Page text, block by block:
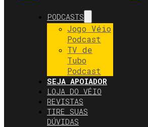
PODCASTS
Jogo Véio
Podcast
TV de
Tubo
Podcast
SEJA APOIADOR
LOJA DO VÉIO
REVISTAS
TIRE SUAS
DÚVIDAS